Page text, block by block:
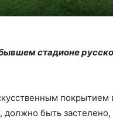
стадионе
покрытием
должно быть